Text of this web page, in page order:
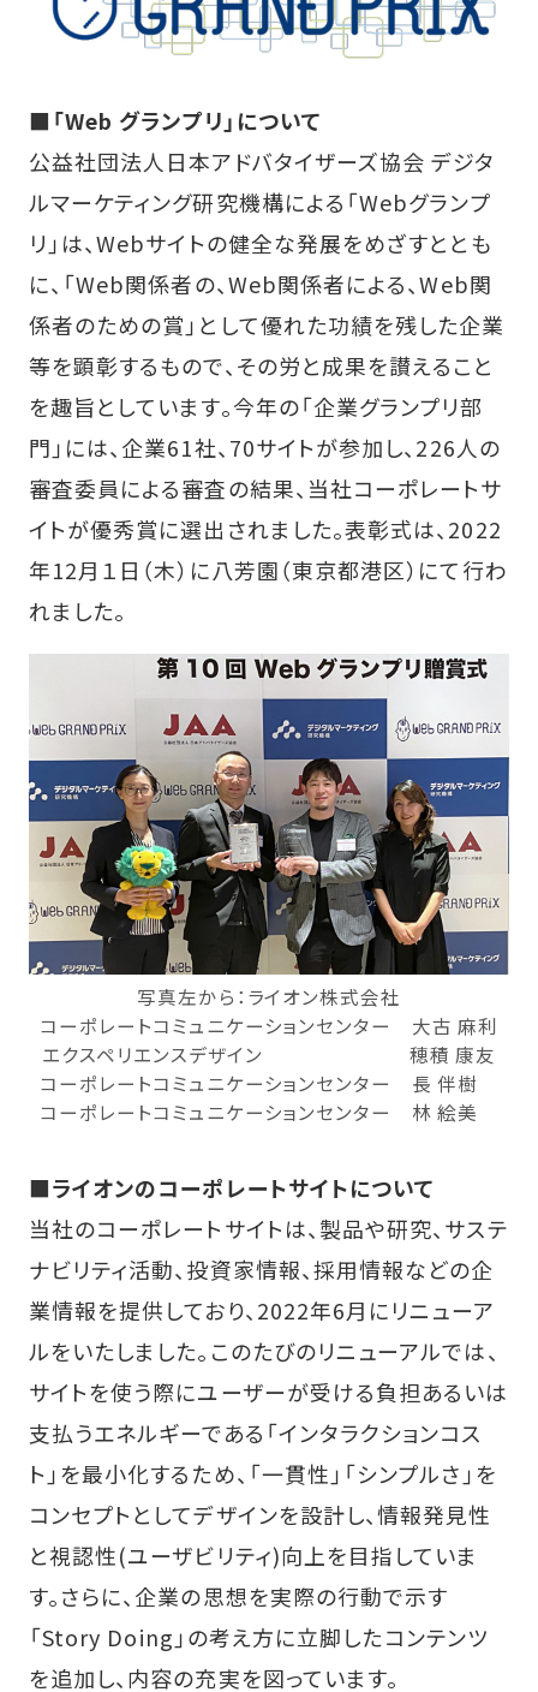
■ 「Web グランプリ」について
公益社団法人日本アドバタイザーズ協会 デジタ
ルマーケティング研究機構による「Webグランプ
リ」は、Webサイトの健全な発展をめざすととも
に、「Web関係者の、Web関係者による、Web関
係者のための賞」として優れた功績を残した企業
等を顕彰するもので、その労と成果を讃えること
を趣旨としています。今年の「企業グランプリ部
門」には、企業61社、70サイトが参加し、226人の
審査委員による審査の結果、当社コーポレートサ
イトが優秀賞に選出されました。表彰式は、2022
年12月１日（木）に八芳園（東京都港区）にて行わ
れました。
写真左から：ライオン株式会社
コーポレートコミュニケーションセンター 大古 麻利
エクスペリエンスデザイン 穂積 康友
コーポレートコミュニケーションセンター 長 伴樹
コーポレートコミュニケーションセンター 林 絵美
■ライオンのコーポレートサイトについて
当社のコーポレートサイトは、製品や研究、サステ
ナビリティ活動、投資家情報、採用情報などの企
業情報を提供しており、2022年6月にリニューア
ルをいたしました。このたびのリニューアルでは、
サイトを使う際にユーザーが受ける負担あるいは
支払うエネルギーである「インタラクションコス
ト」を最小化するため、「一貫性」「シンプルさ」を
コンセプトとしてデザインを設計し、情報発見性
と視認性(ユーザビリティ)向上を目指していま
す。さらに、企業の思想を実際の行動で示す
「Story Doing」の考え方に立脚したコンテンツ
を追加し、内容の充実を図っています。